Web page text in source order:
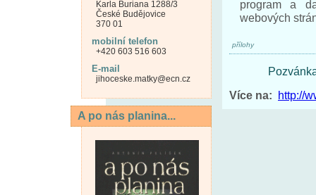
program a
webových
přílohy
Více na: http://
Karla Buriana 1288/3
České Budějovice
370 01
mobilní telefon
+420 603 516 603
E-mail
jihoceske.matky@ecn.cz
A po nás planina...